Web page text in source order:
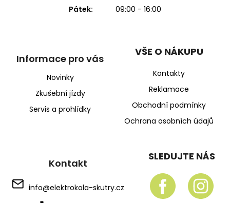
Pátek:
09:00 - 16:00
Informace pro vás
Novinky
Zkušební jízdy
Servis a prohlídky
VŠE O NÁKUPU
Kontakty
Reklamace
Obchodní podmínky
Ochrana osobních údajů
Kontakt
info@elektrokola-skutry.cz
SLEDUJTE NÁS